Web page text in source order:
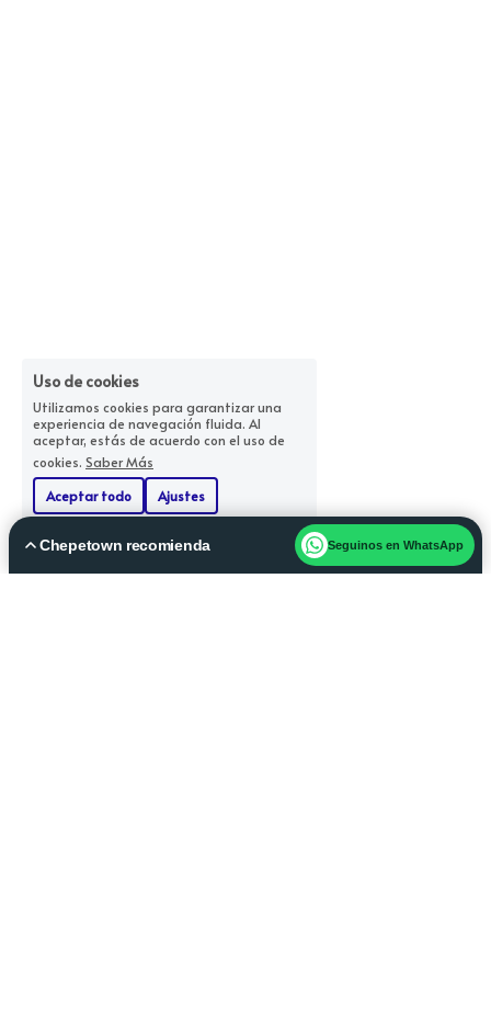
Uso de cookies
Utilizamos cookies para garantizar una
experiencia de navegación fluida. Al
aceptar, estás de acuerdo con el uso de
cookies. Saber Más
Aceptar todo
Ajustes
Chepetown recomienda
Seguinos en WhatsApp